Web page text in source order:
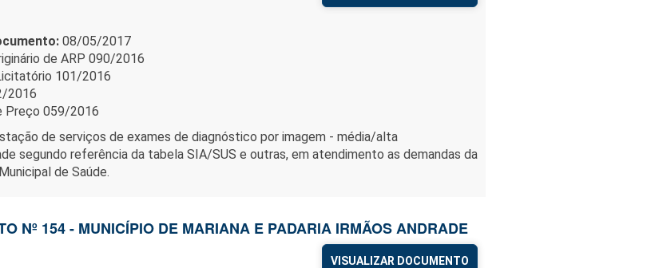
08/05/2017
de ARP 090/2016
101/2016
2016
Preço 059/2016
de serviços de exames de diagnóstico por imagem - média/alta
segundo referência da tabela SIA/SUS e outras, em atendimento as demandas da
de Saúde.
Nº 154 - MUNICÍPIO DE MARIANA E PADARIA IRMÃOS ANDRADE
VISUALIZAR DOCUMENTO